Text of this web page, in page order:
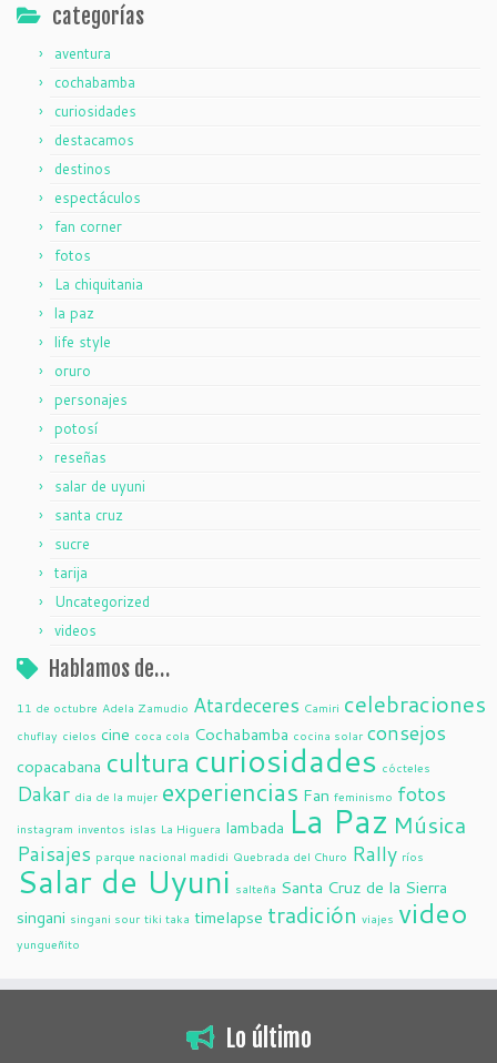
categorías
aventura
cochabamba
curiosidades
destacamos
destinos
espectáculos
fan corner
fotos
La chiquitania
la paz
life style
oruro
personajes
potosí
reseñas
salar de uyuni
santa cruz
sucre
tarija
Uncategorized
videos
Hablamos de…
11 de octubre Adela Zamudio Atardeceres Camiri celebraciones
chuflay cielos cine coca cola Cochabamba cocina solar consejos
copacabana cultura curiosidades cócteles
Dakar dia de la mujer experiencias Fan feminismo fotos
instagram inventos islas La Higuera lambada La Paz Música
Paisajes parque nacional madidi Quebrada del Churo Rally ríos
Salar de Uyuni salteña Santa Cruz de la Sierra
singani singani sour tiki taka timelapse tradición viajes video
yungueñito
Lo último